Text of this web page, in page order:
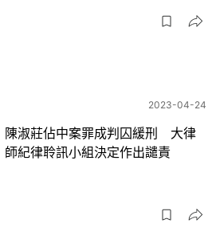
2023-04-24
陳淑莊佔中案罪成判囚緩刑 大律
師紀律聆訊小組決定作出譴責